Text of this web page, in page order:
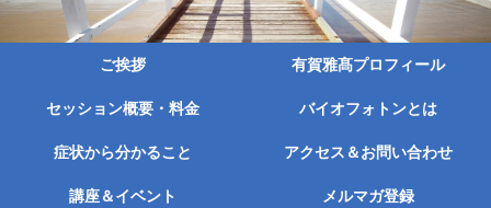
ご挨拶 有賀雅髙プロフィール
セッション概要・料金 バイオフォトンとは
症状から分かること アクセス＆お問い合わせ
講座＆イベント メルマガ登録